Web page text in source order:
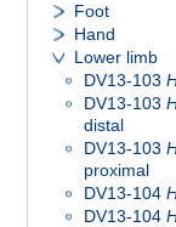
Foot
Hand
Lower limb
DV13-103
DV13-103
distal
DV13-103
proximal
DV13-104
DV13-104